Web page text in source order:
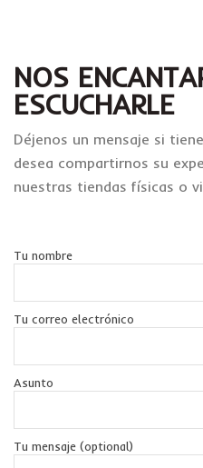
NOS
ESCUCHARLE
Déjenos un mensaje si
desea compartirnos su
nuestras tiendas físicas o
Tu nombre
Tu correo electrónico
Asunto
Tu mensaje (optional)